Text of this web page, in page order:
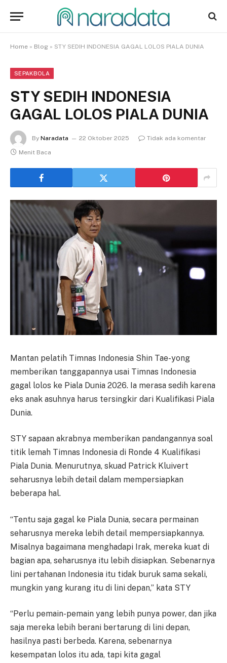
Home » Blog » STY SEDIH INDONESIA GAGAL LOLOS PIALA DUNIA
SEPAKBOLA
STY SEDIH INDONESIA
GAGAL LOLOS PIALA DUNIA
By Naradata 22 Oktober 2025
Tidak ada komentar
Menit Baca
Mantan pelatih Timnas Indonesia Shin Tae-yong
memberikan tanggapannya usai Timnas Indonesia
gagal lolos ke Piala Dunia 2026. Ia merasa sedih karena
eks anak asuhnya harus tersingkir dari Kualifikasi Piala
Dunia.
STY sapaan akrabnya memberikan pandangannya soal
titik lemah Timnas Indonesia di Ronde 4 Kualifikasi
Piala Dunia. Menurutnya, skuad Patrick Kluivert
seharusnya lebih detail dalam mempersiapkan
beberapa hal.
“Tentu saja gagal ke Piala Dunia, secara permainan
seharusnya mereka lebih detail mempersiapkannya.
Misalnya bagaimana menghadapi Irak, mereka kuat di
bagian apa, seharusnya itu lebih disiapkan. Sebenarnya
lini pertahanan Indonesia itu tidak buruk sama sekali,
mungkin yang kurang itu di lini depan,” kata STY
“Perlu pemain-pemain yang lebih punya power, dan jika
saja mereka lebih berani bertarung di lini depan,
hasilnya pasti berbeda. Karena, sebenarnya
kesempatan lolos itu ada, tapi kita gagal